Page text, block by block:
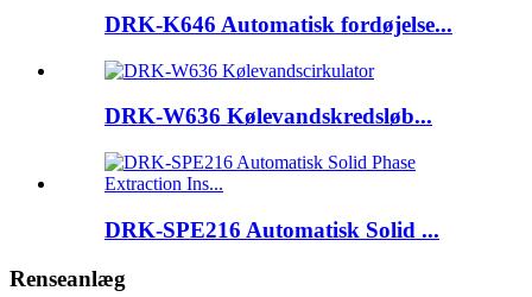
DRK-K646 Automatisk fordøjelse...
DRK-W636 Kølevandskredsløb...
DRK-SPE216 Automatisk Solid ...
Renseanlæg